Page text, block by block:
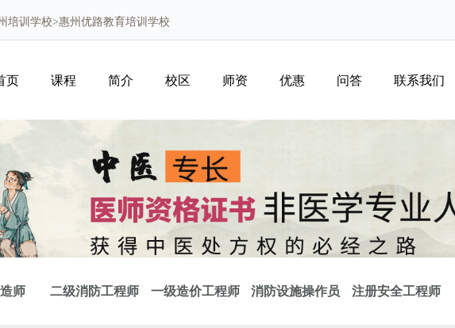
培训学校>惠州优路教育培训学校
页 课程 简介 校区 师资 优惠 问答 联系我们
师 二级消防工程师 一级造价工程师 消防设施操作员 注册安全工程师